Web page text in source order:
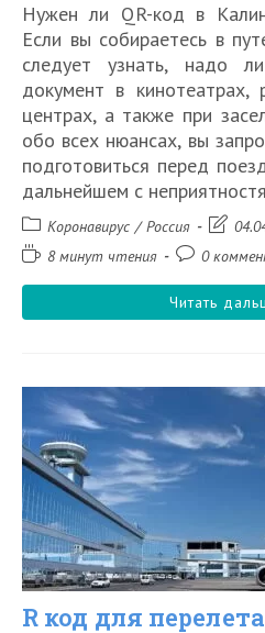
Нужен ли QR-код в
Если вы собираетесь в
следует узнать, надо
документ в кинотеатрах,
центрах, а также при
обо всех нюансах, вы
подготовиться перед
дальнейшем с
Рубрика
записи:
Коронавирус / Россия
Запись
изменена:
Время8 минут чтения
записи:
0
Читать
R код для